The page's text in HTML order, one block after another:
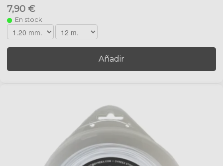
7,90 €
En stock
Añadir